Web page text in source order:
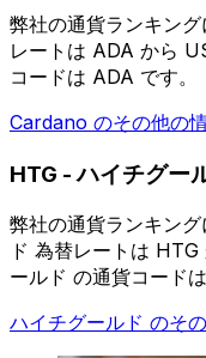
弊社の通貨ランキン
レートは ADA から
コードは ADA です。
Cardano のその他の
HTG -ハイチグー
弊社の通貨ランキン
ド 為替レートは
ールド の通貨コード
ハイチグールド のそ